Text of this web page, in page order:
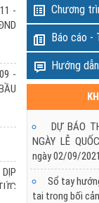
12/3 đang suy yếu
khí lạnh tăng cường
lạnh suy yếu nhanh.
-
-
Chương
Báo cáo -
Hướng
DỰ BÁO
NGÀY LỄ
ngày 02/09/
Sổ tay
tai trong bối